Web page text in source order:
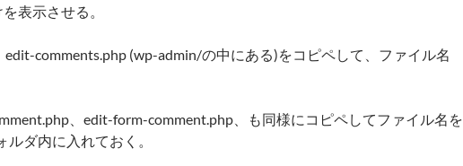
表示させる。
comments.php (wp-admin/の中にある)をコピペして、ファイル名
、edit-form-comment.php、も同様にコピペしてファイル名を
ルダ内に入れておく。